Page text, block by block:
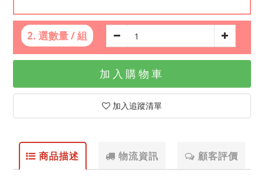
2. 選數量 / 組
加入購物車
加入追蹤清單
商品描述 物流資訊 顧客評價